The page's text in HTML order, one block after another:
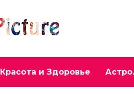
Красота и Здоровье